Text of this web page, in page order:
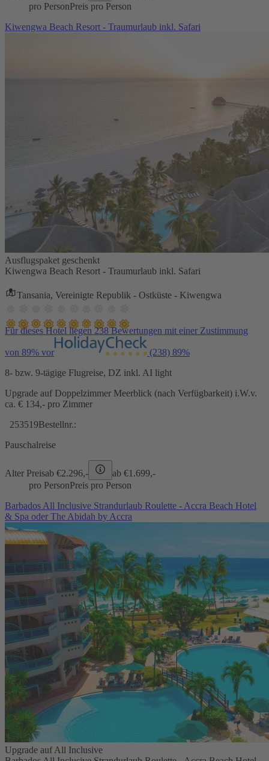
pro PersonPreis pro Person
Kiwengwa Beach Resort - Traumurlaub inkl. Safari
Ausflugspaket geschenkt
Kiwengwa Beach Resort - Traumurlaub inkl. Safari
Tansania, Vereinigte Republik - Ostküste - Kiwengwa
Für dieses Hotel liegen 238 Bewertungen mit einer Zustimmung
von 89% vor (238) 89%
8- bzw. 9-tägige Flugreise, DZ inkl. AI light
Upgrade auf Doppelzimmer Meerblick (nach Verfügbarkeit) i.W.v.
ca. € 134,- pro Zimmer
253519Bestellnr.:
Pauschalreise
Alter Preisab €2.296,- ab €1.699,-
pro PersonPreis pro Person
Barbados All Inclusive Strandurlaub Roulette - Accra Beach Hotel
& Spa oder The Abidah by Accra
Upgrade auf All Inclusive